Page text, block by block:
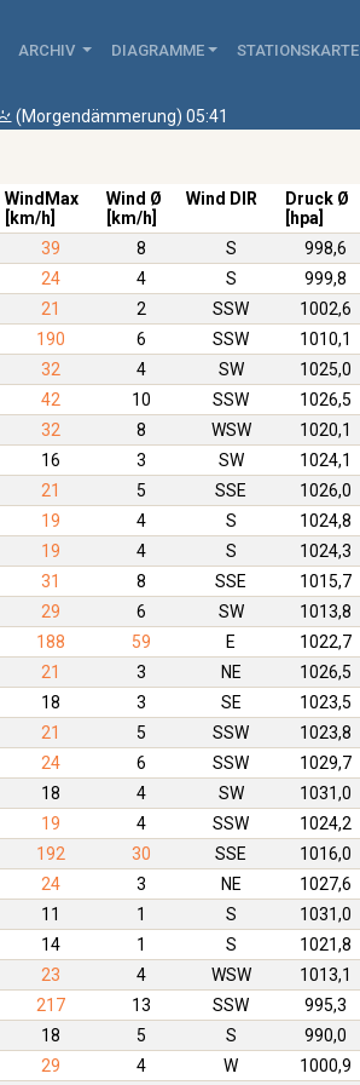
ARCHIV DIAGRAMME STATIONSKARTE
(Morgendämmerung) 05:41
WindMax
[km/h]
Wind Ø
[km/h]
Wind DIR
Druck Ø
[hpa]
39 8 S 998,6
24 4 S 999,8
21 2 SSW 1002,6
190 6 SSW 1010,1
32 4 SW 1025,0
42 10 SSW 1026,5
32 8 WSW 1020,1
16 3 SW 1024,1
21 5 SSE 1026,0
19 4 S 1024,8
19 4 S 1024,3
31 8 SSE 1015,7
29 6 SW 1013,8
188 59 E 1022,7
21 3 NE 1026,5
18 3 SE 1023,5
21 5 SSW 1023,8
24 6 SSW 1029,7
18 4 SW 1031,0
19 4 SSW 1024,2
192 30 SSE 1016,0
24 3 NE 1027,6
11 1 S 1031,0
14 1 S 1021,8
23 4 WSW 1013,1
217 13 SSW 995,3
18 5 S 990,0
29 4 W 1000,9